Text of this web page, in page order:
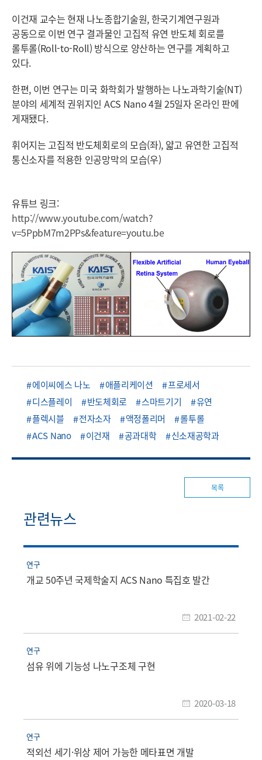
이건재 교수는 현재 나노종합기술원, 한국기계연구원과
공동으로 이번 연구 결과물인 고집적 유연 반도체 회로를
롤투롤(Roll-to-Roll) 방식으로 양산하는 연구를 계획하고
있다.
한편, 이번 연구는 미국 화학회가 발행하는 나노과학기술(NT)
분야의 세계적 권위지인 ACS Nano 4월 25일자 온라인 판에
게재됐다.
휘어지는 고집적 반도체회로의 모습(좌), 얇고 유연한 고집적
통신소자를 적용한 인공망막의 모습(우)
유튜브 링크:
http://www.youtube.com/watch?
v=5PpbM7m2PPs&feature=youtu.be
에이씨에스 나노 애플리케이션
프로세서
디스플레이
반도체회로 스마트기기
유연
플렉시블
전자소자 액정폴리머
롤투롤
ACS Nano
이건재 공과대학 신소재공학과
목록
관련뉴스
연구
개교 50주년 국제학술지 ACS Nano 특집호 발간
2021-02-22
연구
섬유 위에 기능성 나노구조체 구현
2020-03-18
연구
적외선 세기·위상 제어 가능한 메타표면 개발